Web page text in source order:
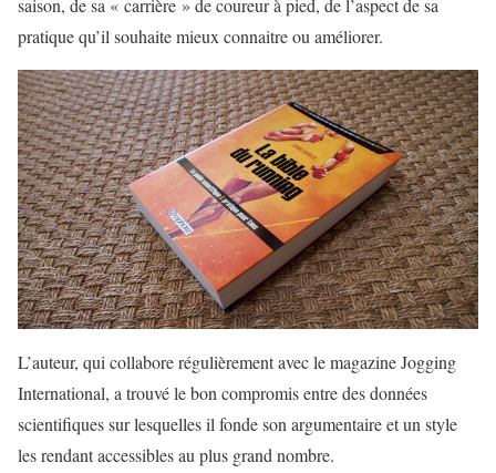
saison, de sa « carrière » de coureur à pied, de l’aspect de sa
pratique qu’il souhaite mieux connaitre ou améliorer.
L’auteur, qui collabore régulièrement avec le magazine Jogging
International, a trouvé le bon compromis entre des données
scientifiques sur lesquelles il fonde son argumentaire et un style
les rendant accessibles au plus grand nombre.